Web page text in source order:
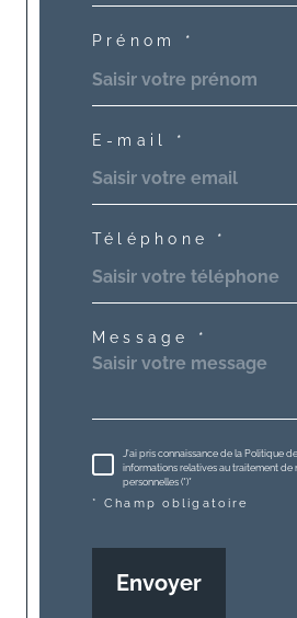
Prénom *
E-mail *
Téléphone *
Message *
J'ai pris connaissance de la Politique
informations relatives au traitement de
personnelles (*)*
* Champ obligatoire
Envoyer